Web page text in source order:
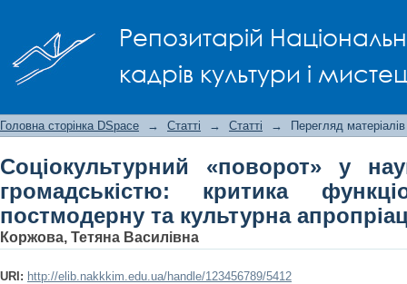
Репозитарій
кадрів культури і
функціоналізму, впливи
Головна сторінка DSpace → Статті → Статті → Перегляд матеріалів
Соціокультурний «поворот» у
громадськістю: критика
постмодерну та культурна
Коржова, Тетяна Василівна
URI: http://elib.nakkkim.edu.ua/handle/123456789/5412